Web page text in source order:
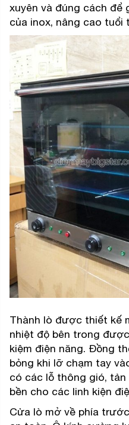
xuyên và đúng cách
của inox, nâng cao tuổi
Thành lò được thiết kế
nhiệt độ bên trong
kiệm điện năng. Đồng
bỏng khi lỡ chạm tay
có các lỗ thông gió,
bền cho các linh kiện
Cửa lò mở về phía